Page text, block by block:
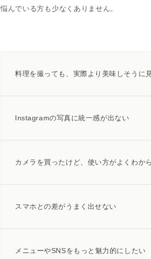
悩んでいる方も少なくありません。
料理を撮っても、実際より美味しそうに
Instagramの写真に統一感が出ない
カメラを買ったけど、使い方がよくわか
スマホとの差がうまく出せない
メニューやSNSをもっと魅力的にしたい